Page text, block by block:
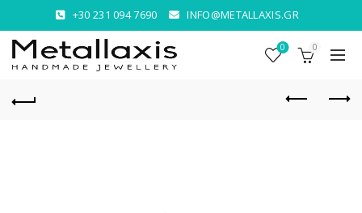
+30 231 094 7690 INFO@METALLAXIS.GR
0 0